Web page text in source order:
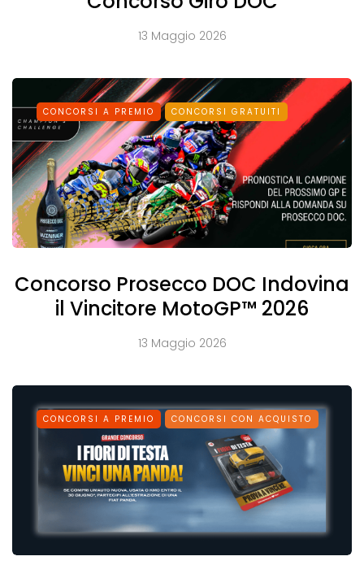
13 Maggio 2026
CONCORSI A PREMIO CONCORSI GRATUITI
Concorso Prosecco DOC Indovina
il Vincitore MotoGP™ 2026
13 Maggio 2026
CONCORSI A PREMIO CONCORSI CON ACQUISTO